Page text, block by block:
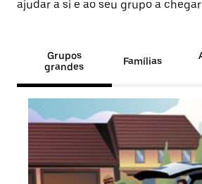
ajudar a si e ao seu grupo a
Grupos
grandes
Famílias